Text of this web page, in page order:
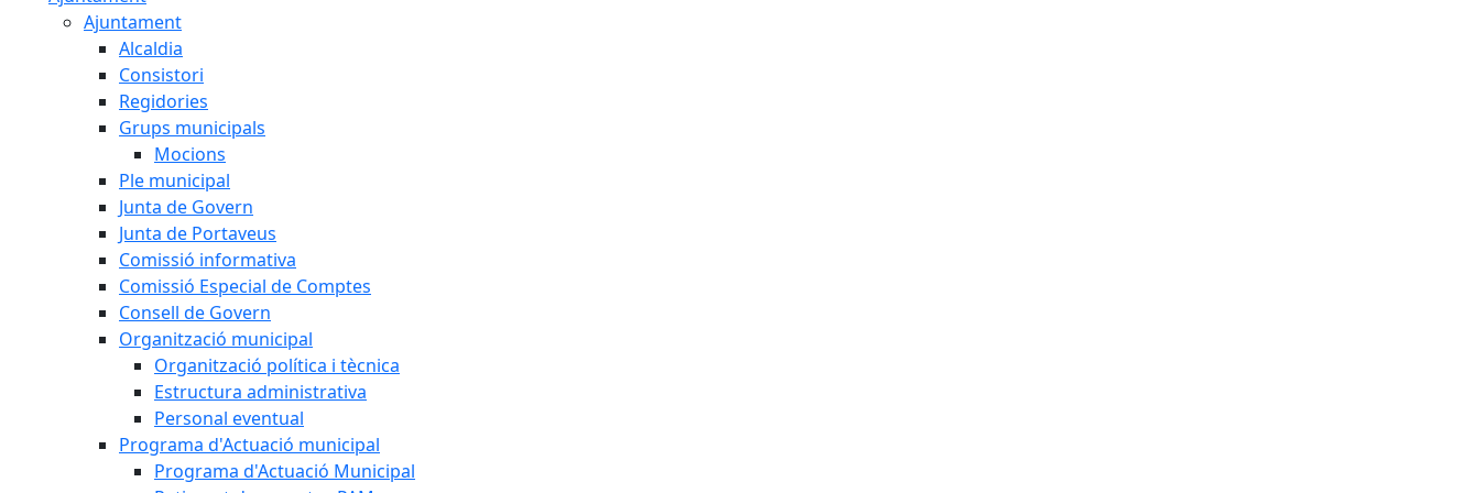
Ajuntament
Alcaldia
Consistori
Regidories
Grups municipals
Mocions
Ple municipal
Junta de Govern
Junta de Portaveus
Comissió informativa
Comissió Especial de Comptes
Consell de Govern
Organització municipal
Organització política i tècnica
Estructura administrativa
Personal eventual
Programa d'Actuació municipal
Programa d'Actuació Municipal